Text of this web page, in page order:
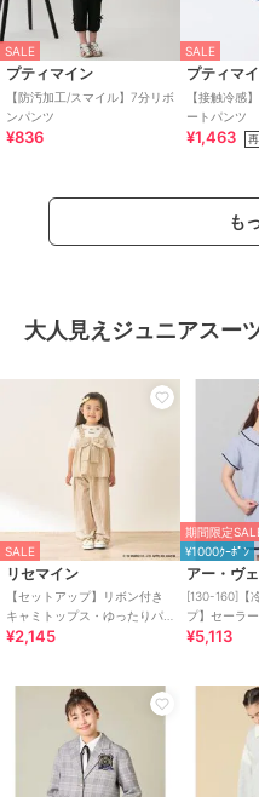
SALE
プティマイン
【防汚加工/スマイル】7分リボ
ンパンツ
¥836
SALE
プティマ
【接触冷感
ートパンツ
¥1,463
も
大人見えジュニアスー
SALE
リセマイン
【セットアップ】リボン付き
キャミトップス・ゆったりパ
ンツセットアップ【子供服】
¥2,145
期間限定
¥1000ｸｰﾎﾟﾝ
アー・ヴ
[130-160]【
プ】セーラ
ンセットアッ
¥5,113